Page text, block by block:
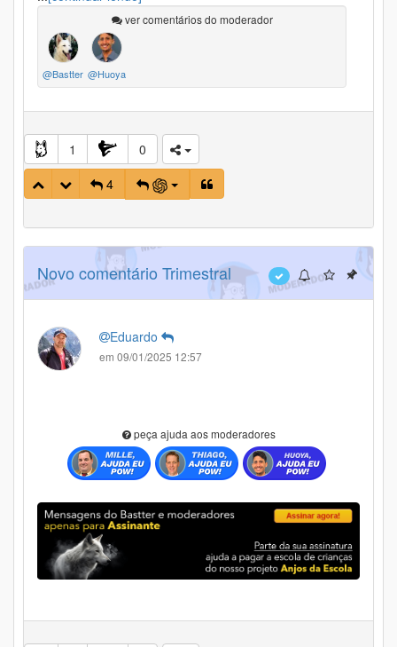
R$1,18343784091.
Se foi alguma besteira minha aqui já peço desculpas
ver comentários do moderador
@Bastter @Huoya
1
0
4
Novo comentário Trimestral
Eduardo
em 09/01/2025 12:57
peça ajuda aos moderadores